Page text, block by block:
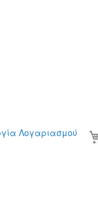
Λογαριασμού